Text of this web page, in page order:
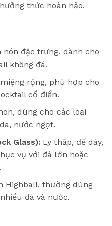
thức hoàn hảo.
đặc trưng, dành cho
không đá.
rộng, phù hợp cho
cổ điển.
dùng cho các loại
nước ngọt.
Glass):Ly thấp, đế dày,
vụ với đá lớn hoặc
Highball, thường dùng
đá và nước.